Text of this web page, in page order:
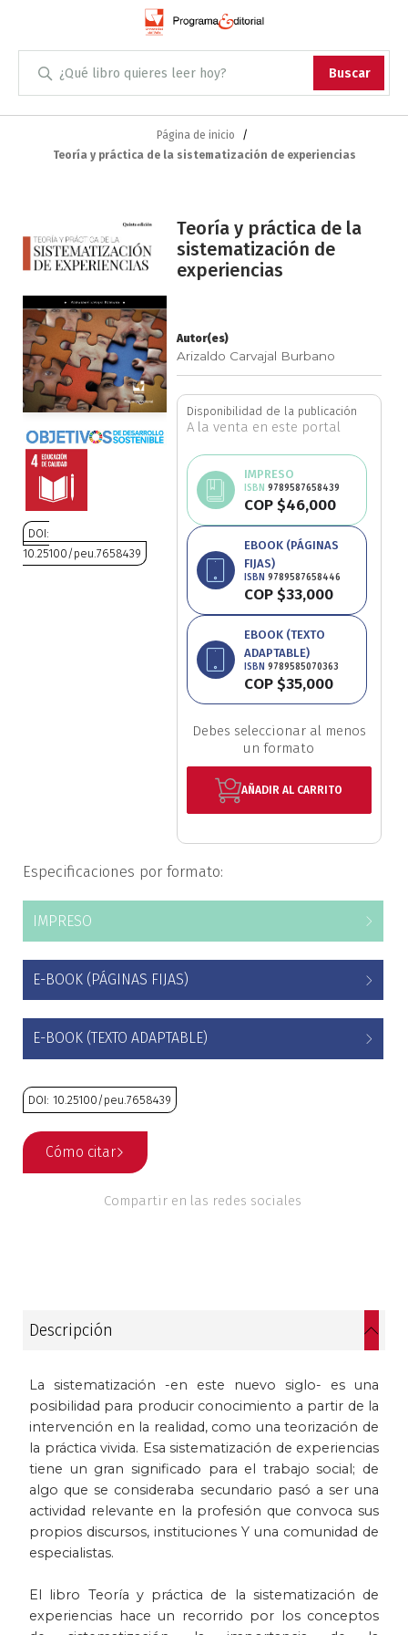
Buscar
Administración
Antropología
Arqueología
Arte
Artes escénicas
Biología
Ciencias
Ciencia política
Ciencias Sociales
Conflicto Armado
Construcción de paz
Ética
Filosofía
Física
Literatura
Matemáticas
Medicina
Medioambiente
Narcotráfico
Skip
Content
Página de inicio
Teoría y práctica de la sistematización de experiencias
al
final
la
galería
de
imágenes
DOI:
10.25100/peu.7658439
Teoría y práctica de la
sistematización de
experiencias
Autor(es)
Arizaldo Carvajal Burbano
Disponibilidad de la publicación
A la venta en este portal
IMPRESO
ISBN9789587658439
COP $46,000
EBOOK (PÁGINAS
FIJAS)
ISBN9789587658446
COP $33,000
EBOOK (TEXTO
ADAPTABLE)
ISBN9789585070363
COP $35,000
Debes seleccionar al menos
un formato
AÑADIR AL CARRITO
Especificaciones por formato:
IMPRESO
E-BOOK (PÁGINAS FIJAS)
E-BOOK (TEXTO ADAPTABLE)
DOI: 10.25100/peu.7658439
Cómo citar
Compartir en las redes sociales
Descripción
La sistematización -en este nuevo siglo- es una
posibilidad para producir conocimiento a partir de la
intervención en la realidad, como una teorización de
la práctica vivida. Esa sistematización de experiencias
tiene un gran significado para el trabajo social; de
algo que se consideraba secundario pasó a ser una
actividad relevante en la profesión que convoca sus
propios discursos, instituciones Y una comunidad de
especialistas.
El libro Teoría y práctica de la sistematización de
experiencias hace un recorrido por los conceptos